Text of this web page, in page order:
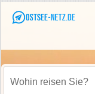
Wohin reisen Sie?